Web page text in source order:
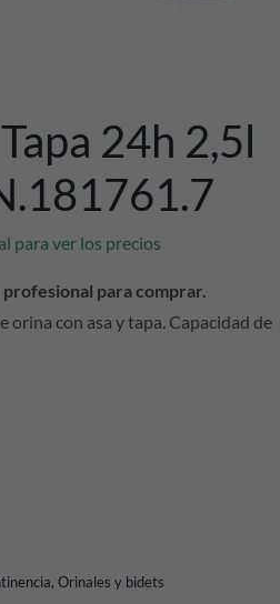
24h 2,5l
para ver los precios
profesional para comprar.
orina con asa y tapa. Capacidad de
, Orinales y bidets